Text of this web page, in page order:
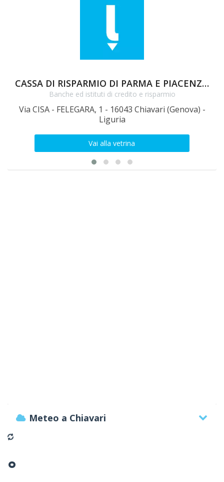
CASSA DI RISPARMIO DI PARMA E PIACENZA SPA a Chiavari
Banche ed istituti di credito e risparmio
Via CISA - FELEGARA, 1 - 16043 Chiavari (Genova) -
Liguria
Vai alla vetrina
Meteo a Chiavari
°